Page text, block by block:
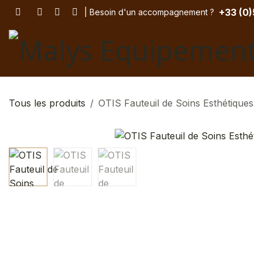
Se rendre au contenu| Besoin d'un accompagnement ? ​ +33 (
Tous les produits OTIS Fauteuil de Soins Esthétiques